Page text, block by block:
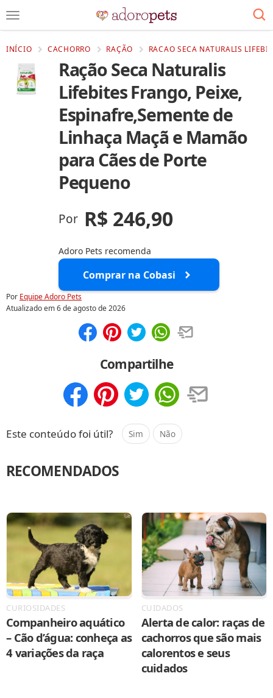
INÍCIO CACHORRO RAÇÃO RACAO SECA NATURALIS
Ração Seca Naturalis
Lifebites Frango, Peixe,
Espinafre,Semente de
Linhaça Maçã e Mamão
para Cães de Porte
Pequeno
Por R$ 246,90
Adoro Pets recomenda
Comprar na Cobasi
Por Equipe Adoro Pets
Atualizado em6 de agosto de 2026
Compartilhe
Este conteúdo foi útil? Sim Não
RECOMENDADOS
CURIOSIDADES
Companheiro aquático
– Cão d’água: conheça as
4 variações da raça
CUIDADOS
Alerta de calor: raças de
cachorros que são mais
calorentos e seus
cuidados